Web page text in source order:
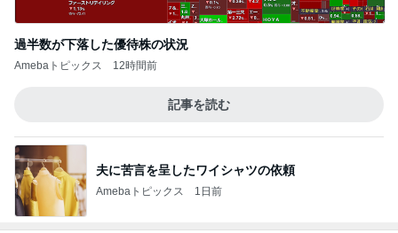
過半数が下落した優待株の状況
Amebaトピックス 12時間前
記事を読む
夫に苦言を呈したワイシャツの依頼
Amebaトピックス 1日前